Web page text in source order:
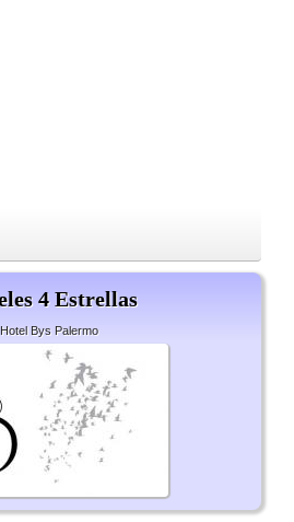
4 Estrellas
Hotel Bys Palermo